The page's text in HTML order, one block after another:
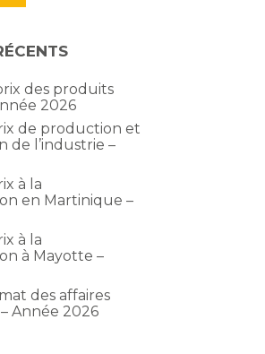
des produits
2026
de production et
de l’industrie –
à la
en Martinique –
à la
à Mayotte –
des affaires
Année 2026